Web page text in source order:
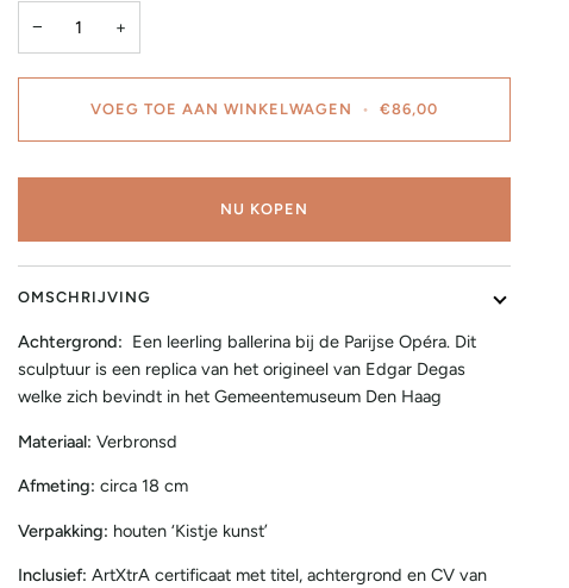
− +
VOEG TOE AAN WINKELWAGEN • €86,00
NU KOPEN
OMSCHRIJVING
Achtergrond: Een leerling ballerina bij de Parijse Opéra. Dit
sculptuur is een replica van het origineel van Edgar Degas
welke zich bevindt in het Gemeentemuseum Den Haag
Materiaal: Verbronsd
Afmeting: circa 18 cm
Verpakking: houten ‘Kistje kunst’
Inclusief: ArtXtrA certificaat met titel, achtergrond en CV van